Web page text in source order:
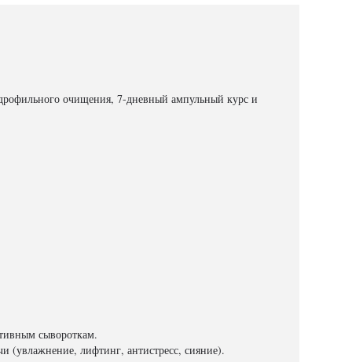
очищения, 7-дневный ампульный курс и
сывороткам.
(увлажнение, лифтинг, антистресс, сияние).